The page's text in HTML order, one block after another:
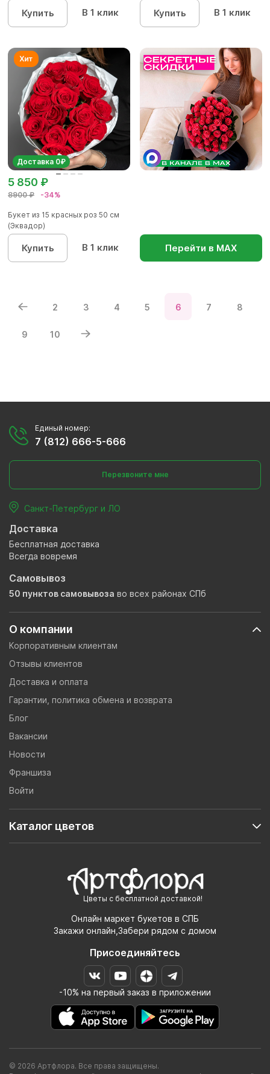
Купить В 1 клик Купить В 1 клик
Доставка 0₽
8900 ₽ -34%
5 850 ₽
Букет из 15 красных роз 50 см
(Эквадор)
Купить В 1 клик Перейти в МАХ
2 3 4 5 6 7 8
9 10
Цветы с бесплатной доставкой!
Онлайн маркет букетов в СПБ
Закажи онлайн,Забери рядом с домом
Присоединяйтесь
-10% на первый заказ в приложении
О компании
Корпоративным клиентам
Отзывы клиентов
Доставка и оплата
Гарантии, политика обмена и возврата
Блог
Вакансии
Новости
Франшиза
Войти
Каталог цветов
Единый номер:
7 (812) 666-5-666
Перезвоните мне
Санкт-Петербург и ЛО
Доставка
Бесплатная доставка
Всегда вовремя
Самовывоз
50 пунктов самовывоза во всех районах СПб
© 2026 Артфлора. Все права защищены.